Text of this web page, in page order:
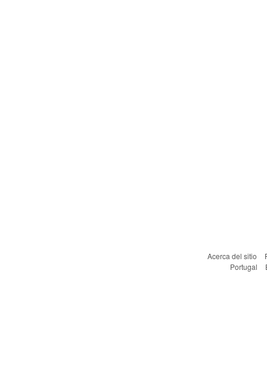
Acerca del sitio
Portugal